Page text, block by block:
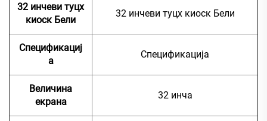
32 инчеви туцх
киоск Бели
32 инчеви туцх киоск Бели
Спецификациј
а
Спецификација
Величина
екрана
32 инча